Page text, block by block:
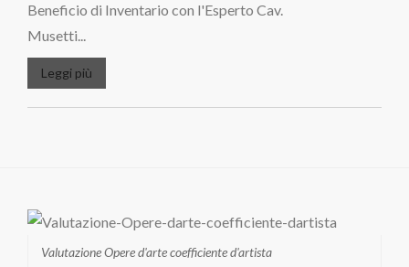
Beneficio di Inventario con l'Esperto Cav.
Musetti...
Leggi più
Valutazione Opere d'arte coefficiente d'artista